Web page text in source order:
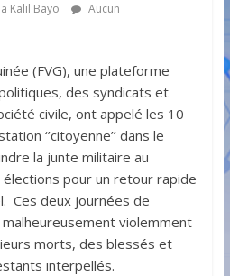
Kalil Bayo
Aucun
(FVG), une plateforme
des syndicats et
civile, ont appelé les 10
‘’citoyenne’’ dans le
la junte militaire au
pour un retour rapide
Ces deux journées de
violemment
morts, des blessés et
interpellés.